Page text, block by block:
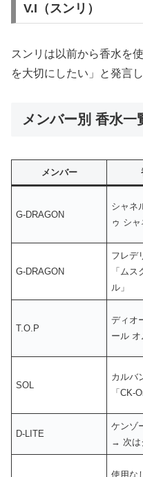
V.I（スンリ）
スンリは以前から香水を
を大切にしたい」と発言し
メンバー別 香水一
メンバー
G-DRAGON
シャネ
ゥ シャ
G-DRAGON
フレデ
「ム
ル」
T.O.P
ディオ
ール オ
SOL
カルバ
「CK-
D-LITE
ケンゾ
→ 次は
使用な